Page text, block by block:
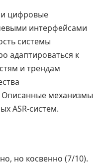
и цифровые
интерфейсами
системы
адаптироваться к
и трендам
Описанные механизмы
ASR-систем.
но косвенно (7/10).